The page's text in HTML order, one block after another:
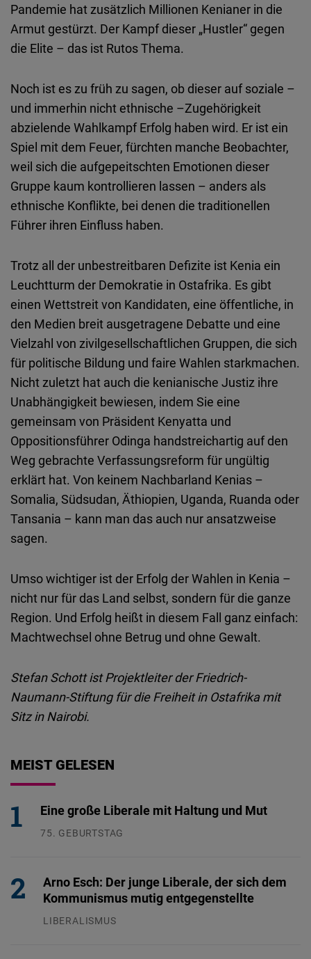
Pandemie hat zusätzlich Millionen Kenianer in die
Armut gestürzt. Der Kampf dieser „Hustler“ gegen
die Elite – das ist Rutos Thema.
Noch ist es zu früh zu sagen, ob dieser auf soziale –
und immerhin nicht ethnische –Zugehörigkeit
abzielende Wahlkampf Erfolg haben wird. Er ist ein
Spiel mit dem Feuer, fürchten manche Beobachter,
weil sich die aufgepeitschten Emotionen dieser
Gruppe kaum kontrollieren lassen – anders als
ethnische Konflikte, bei denen die traditionellen
Führer ihren Einfluss haben.
Trotz all der unbestreitbaren Defizite ist Kenia ein
Leuchtturm der Demokratie in Ostafrika. Es gibt
einen Wettstreit von Kandidaten, eine öffentliche, in
den Medien breit ausgetragene Debatte und eine
Vielzahl von zivilgesellschaftlichen Gruppen, die sich
für politische Bildung und faire Wahlen starkmachen.
Nicht zuletzt hat auch die kenianische Justiz ihre
Unabhängigkeit bewiesen, indem Sie eine
gemeinsam von Präsident Kenyatta und
Oppositionsführer Odinga handstreichartig auf den
Weg gebrachte Verfassungsreform für ungültig
erklärt hat. Von keinem Nachbarland Kenias –
Somalia, Südsudan, Äthiopien, Uganda, Ruanda oder
Tansania – kann man das auch nur ansatzweise
sagen.
Umso wichtiger ist der Erfolg der Wahlen in Kenia –
nicht nur für das Land selbst, sondern für die ganze
Region. Und Erfolg heißt in diesem Fall ganz einfach:
Machtwechsel ohne Betrug und ohne Gewalt.
Stefan Schott ist Projektleiter der Friedrich-
Naumann-Stiftung für die Freiheit in Ostafrika mit
Sitz in Nairobi.
MEIST GELESEN
Eine große Liberale mit Haltung und Mut
75. GEBURTSTAG
Arno Esch: Der junge Liberale, der sich dem
Kommunismus mutig entgegenstellte
LIBERALISMUS